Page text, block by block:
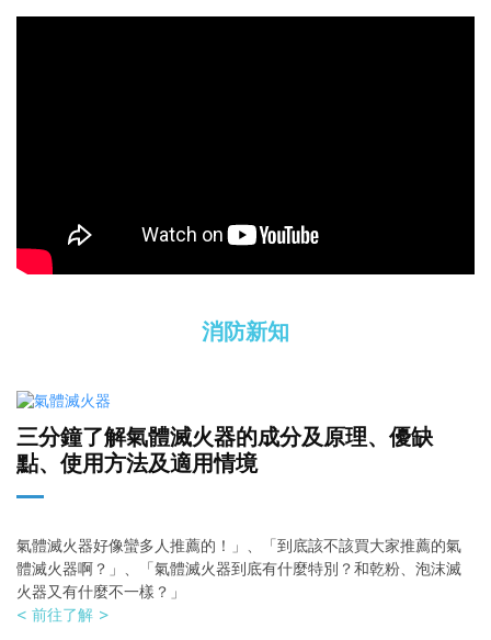
消防新知
三分鐘了解氣體滅火器的成分及原理、優缺
點、使用方法及適用情境
氣體滅火器好像蠻多人推薦的！」、「到底該不該買大家推薦的氣
體滅火器啊？」、「氣體滅火器到底有什麼特別？和乾粉、泡沫滅
火器又有什麼不一樣？」
< 前往了解 >